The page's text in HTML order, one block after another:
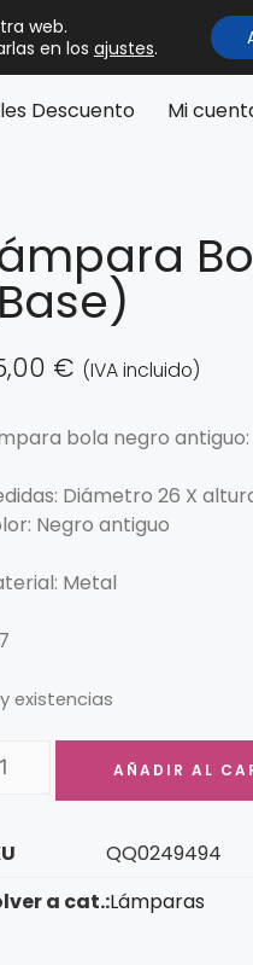
Descuento Mi
€ (IVA incluido)
bola negro antiguo:
Diámetro 26 X
Negro antiguo
Metal
existencias
AÑADIR AL
QQ0249494
a cat.:Lámparas
web.
en los ajustes.